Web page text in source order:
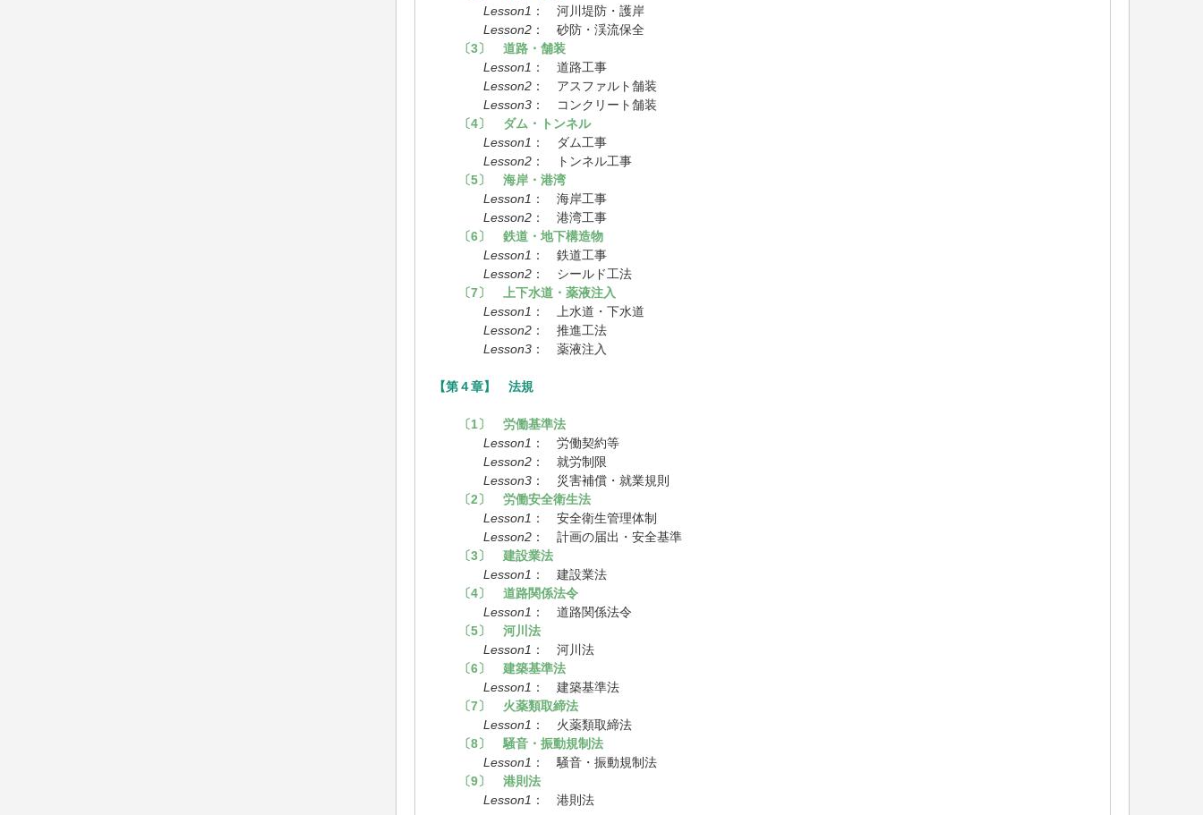
Lesson1 ： 河川堤防・護岸
Lesson2 ： 砂防・渓流保全
〔3〕 道路・舗装
Lesson1 ： 道路工事
Lesson2 ： アスファルト舗装
Lesson3 ： コンクリート舗装
〔4〕 ダム・トンネル
Lesson1 ： ダム工事
Lesson2 ： トンネル工事
〔5〕 海岸・港湾
Lesson1 ： 海岸工事
Lesson2 ： 港湾工事
〔6〕 鉄道・地下構造物
Lesson1 ： 鉄道工事
Lesson2 ： シールド工法
〔7〕 上下水道・薬液注入
Lesson1 ： 上水道・下水道
Lesson2 ： 推進工法
Lesson3 ： 薬液注入
【第４章】 法規
〔1〕 労働基準法
Lesson1 ： 労働契約等
Lesson2 ： 就労制限
Lesson3 ： 災害補償・就業規則
〔2〕 労働安全衛生法
Lesson1 ： 安全衛生管理体制
Lesson2 ： 計画の届出・安全基準
〔3〕 建設業法
Lesson1 ： 建設業法
〔4〕 道路関係法令
Lesson1 ： 道路関係法令
〔5〕 河川法
Lesson1 ： 河川法
〔6〕 建築基準法
Lesson1 ： 建築基準法
〔7〕 火薬類取締法
Lesson1 ： 火薬類取締法
〔8〕 騒音・振動規制法
Lesson1 ： 騒音・振動規制法
〔9〕 港則法
Lesson1 ： 港則法